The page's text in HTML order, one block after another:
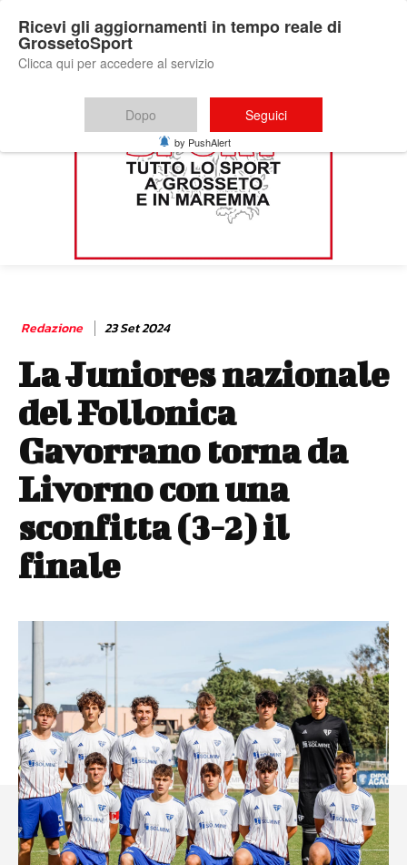
Redazione 23 Set 2024
La Juniores nazionale
del Follonica
Gavorrano torna da
Livorno con una
sconfitta (3-2) il
finale
Ricevi gli aggiornamenti in tempo reale di
GrossetoSport
Clicca qui per accedere al servizio
Dopo Seguici
by PushAlert